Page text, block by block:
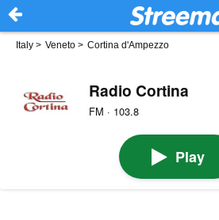
Italy > Veneto > Cortina d'Ampezzo
Radio Cortina
FM · 103.8
Play